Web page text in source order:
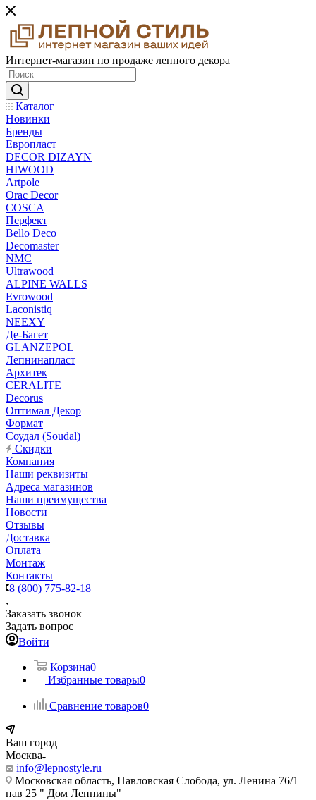
Интернет-магазин по продаже лепного декора
Каталог
Новинки
Бренды
Европласт
DECOR DIZAYN
HIWOOD
Artpole
Orac Decor
COSCA
Перфект
Bello Deco
Decomaster
NMС
Ultrawood
ALPINE WALLS
Evrowood
Laconistiq
NEEXY
Де-Багет
GLANZEPOL
Лепнинапласт
Архитек
CERALITE
Decorus
Оптимал Декор
Формат
Соудал (Soudal)
Скидки
Компания
Наши реквизиты
Адреса магазинов
Наши преимущества
Новости
Отзывы
Доставка
Оплата
Монтаж
Контакты
8 (800) 775-82-18
Заказать звонок
Задать вопрос
Войти
Корзина0
Избранные товары0
Сравнение товаров0
Ваш город
Москва
info@lepnostyle.ru
Московская область, Павловская Слобода, ул. Ленина 76/1
пав 25 " Дом Лепнины"